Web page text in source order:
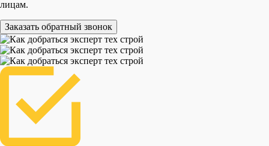
лицам.
Заказать обратный звонок